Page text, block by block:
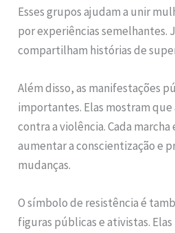
Esses grupos ajudam a unir
por experiências semelhantes.
compartilham histórias de
Além disso, as manifestações
importantes. Elas mostram
contra a violência. Cada marcha
aumentar a conscientização e
mudanças.
O símbolo de resistência é
figuras públicas e ativistas. Elas